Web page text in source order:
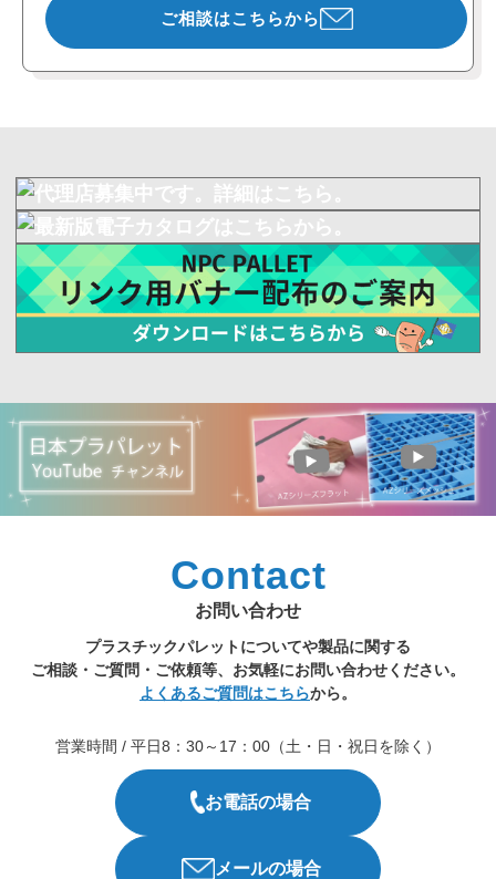
ご相談はこちらから
Contact
お問い合わせ
プラスチックパレットについてや製品に関する
ご相談・ご質問・ご依頼等、お気軽にお問い合わせください。
よくあるご質問はこちらから。
営業時間 / 平日8：30～17：00（土・日・祝日を除く）
お電話の場合
メールの場合